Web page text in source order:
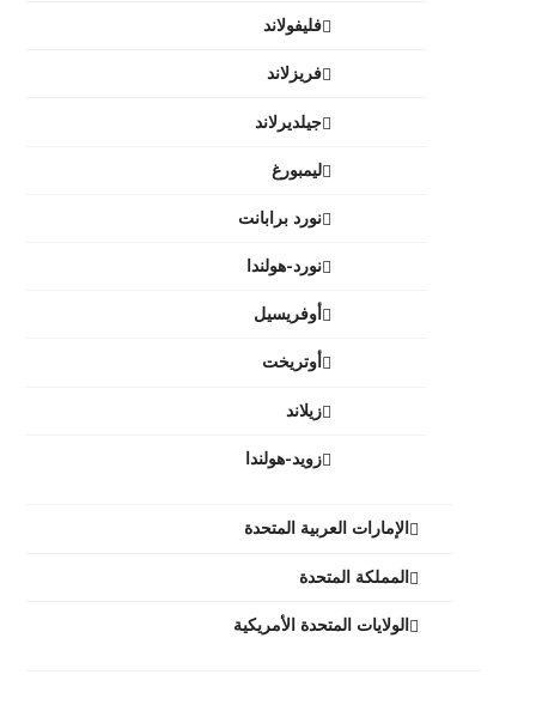
فليفولاند
فريزلاند
جيلديرلاند
ليمبورغ
نورد برابانت
نورد-هولندا
أوفريسيل
أوتريخت
زيلاند
زويد-هولندا
الإمارات العربية المتحدة
المملكة المتحدة
الولايات المتحدة الأمريكية